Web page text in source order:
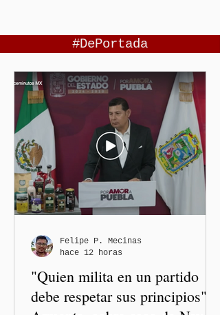
#DePortada
"Quien milita en un partido
debe respetar sus principios":
Felipe P. Mecinas
hace 12 horas